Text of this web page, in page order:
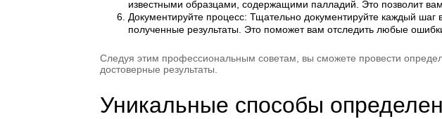
известными образцами, содержащими палладий. Это позволит
Документируйте процесс: Тщательно документируйте каждый
полученные результаты. Это поможет вам отследить любые
Следуя этим профессиональным советам, вы сможете провести
достоверные результаты.
Уникальные способы